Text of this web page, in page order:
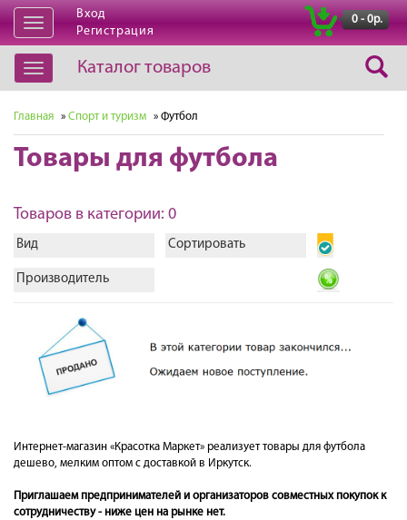
Открыть
навигацию
Вход
Регистрация
0 - 0р.
Открыть
навигацию
Каталог товаров
Главная » Спорт и туризм » Футбол
Товары для футбола
Товаров в категории: 0
Вид Сортировать
Производитель
Интернет-магазин «Красотка Маркет» реализует товары для футбола
дешево, мелким оптом с доставкой в Иркутск.
Приглашаем предпринимателей и организаторов совместных покупок к
сотрудничеству - ниже цен на рынке нет.